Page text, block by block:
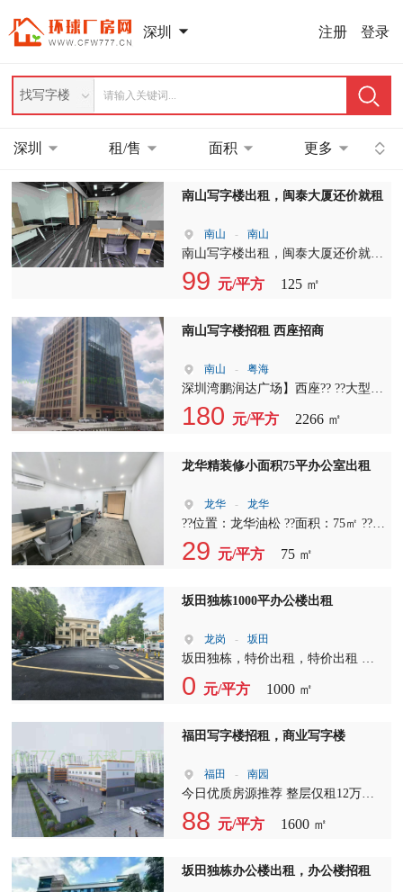
深圳 登录
注册
找写字楼
深圳 租/售 面积 更多
南山写字楼出租，闽泰大厦还价就租
南山 - 南山
南山写字楼出租，闽泰大厦还价就租
单位：14C-105 朝向:?南，5人间 价
格：5500元(包管理费） 单位：14C-
管理费） 单位：14C-203 朝向：正
理费） 单位：14C-207 面积：125平
价格：99元/平 管理费，13元/平
?????????????2+1格局， 单位：14C-
201 面积：98平 价格：99元/平 管理
18503040407王大师 红本备案，24小
价格：5500元(包管理费） 单位：
14C-209A 朝向：南 ??价格：6500元
正南，6一8人间 价格：6500元（包
平 价格：99元/平 管理费，13元/平
201 面积：98平 价格：99元/平 管理
费，13元/平 2+1格局，朝东
99 元/平方 125 ㎡
南山写字楼招租 西座招商
南山 - 粤海
深圳湾鹏润达广场】西座?? ??大型会
议中心免费使用?? [爱心]【楼层】15-
18层精装修，19-22层毛坯（可定制
2266平 [爱心]【租金】180元/平含税
税） [爱心]【空调】24小时独立控制
[爱心]【地铁】2号线/11号线后海站F
出口无缝衔接 [爱心]【片区定位】 ??
深圳湾企业国际总部基地 80多家湾
讯、华润、恒大、联想、今日头条等
180 元/平方 2266 ㎡
龙华精装修小面积75平办公室出租
龙华 - 龙华
??位置：龙华油松 ??面积：75㎡ ??格
局：1+1（独立隔间+开放办公区） ?
优势：精装交付、水电通、家私全
商直播、设计工作室、企业分公司
29 元/平方 75 ㎡
坂田独栋1000平办公楼出租
龙岗 - 坂田
坂田独栋，特价出租，特价出租 坂
田独栋、坂田独栋、地铁口步行900
米 全新独栋1-3层，实际面积1000平
0 元/平方 1000 ㎡
福田写字楼招租，商业写字楼
福田 - 南园
今日优质房源推荐 整层仅租12万
————————————- 车公庙
地铁口物业 面积：1600平整层，可
看房：上班时间段，勿打扰到租客
88 元/平方 1600 ㎡
坂田独栋办公楼出租，办公楼招租